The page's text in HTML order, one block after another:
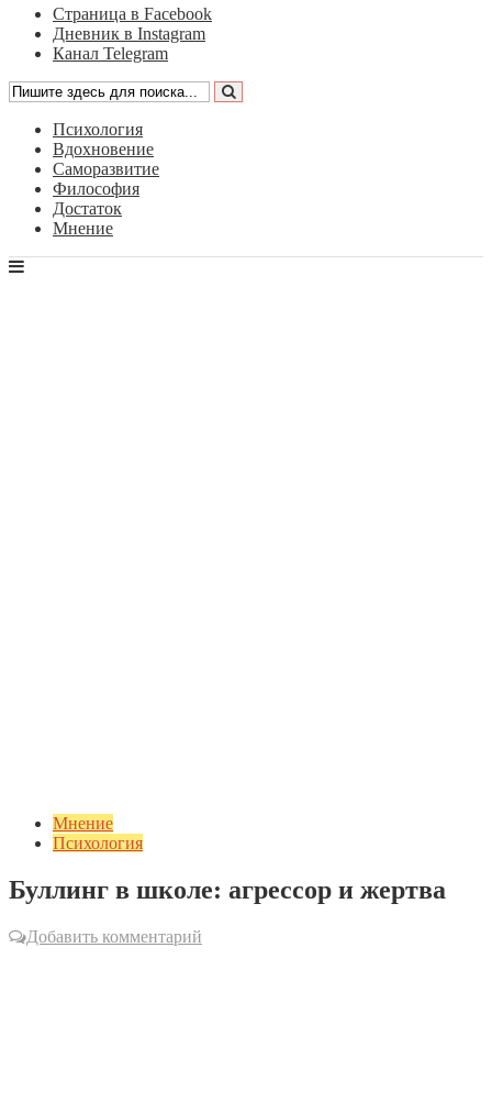
Страница в Facebook
Дневник в Instagram
Канал Telegram
Психология
Вдохновение
Саморазвитие
Философия
Достаток
Мнение
Мнение
Психология
Буллинг в школе: агрессор и жертва
Добавить комментарий